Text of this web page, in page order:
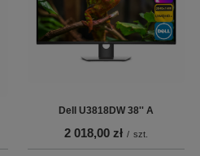
Dell U3818DW 38'' A
2 018,00 zł / szt.